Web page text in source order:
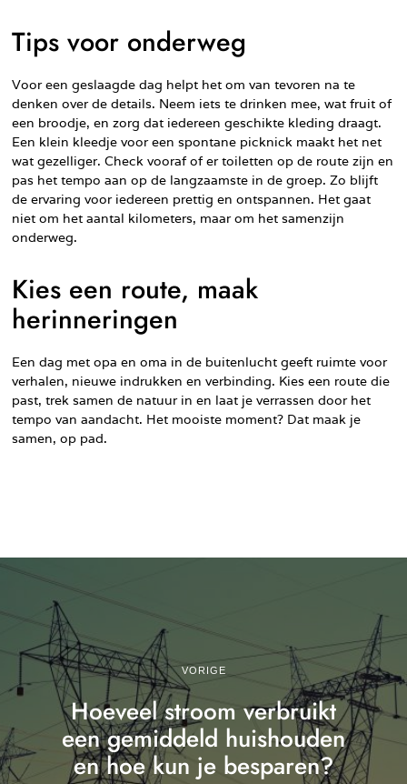
Tips voor onderweg
Voor een geslaagde dag helpt het om van tevoren na te
denken over de details. Neem iets te drinken mee, wat fruit of
een broodje, en zorg dat iedereen geschikte kleding draagt.
Een klein kleedje voor een spontane picknick maakt het net
wat gezelliger. Check vooraf of er toiletten op de route zijn en
pas het tempo aan op de langzaamste in de groep. Zo blijft
de ervaring voor iedereen prettig en ontspannen. Het gaat
niet om het aantal kilometers, maar om het samenzijn
onderweg.
Kies een route, maak
herinneringen
Een dag met opa en oma in de buitenlucht geeft ruimte voor
verhalen, nieuwe indrukken en verbinding. Kies een route die
past, trek samen de natuur in en laat je verrassen door het
tempo van aandacht. Het mooiste moment? Dat maak je
samen, op pad.
VORIGE
Hoeveel stroom verbruikt
een gemiddeld huishouden
en hoe kun je besparen?